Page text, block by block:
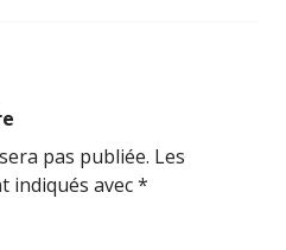
pas publiée. Les
indiqués avec*